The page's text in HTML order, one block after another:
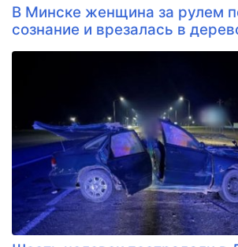
В Минске женщина за рулем
сознание и врезалась в